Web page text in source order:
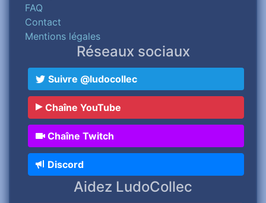
FAQ
Contact
Mentions légales
Réseaux sociaux
Suivre @ludocollec
Chaîne YouTube
Chaîne Twitch
Discord
Aidez LudoCollec